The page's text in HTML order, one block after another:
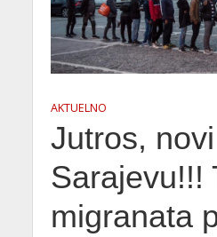
AKTUELNO
Jutros,
Sarajevu!!!
migranata